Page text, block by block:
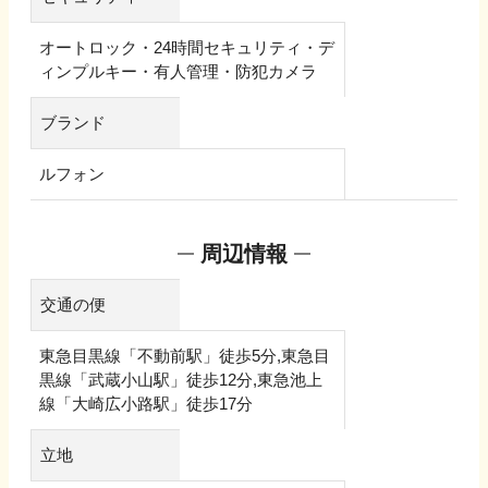
オートロック・24時間セキュリティ・デ
ィンプルキー・有人管理・防犯カメラ
ブランド
ルフォン
周辺情報
交通の便
東急目黒線「不動前駅」徒歩5分,東急目
黒線「武蔵小山駅」徒歩12分,東急池上
線「大崎広小路駅」徒歩17分
立地